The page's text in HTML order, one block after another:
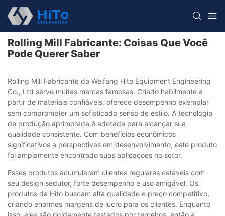
Rolling Mill Fabricante: Coisas Que Você
Pode Querer Saber
Rolling Mill Fabricante da Weifang Hito Equipment Engineering
Co., Ltd serve muitas marcas famosas. Criado habilmente a
partir de materiais confiáveis, oferece desempenho exemplar
sem comprometer um sofisticado senso de estilo. A tecnologia
de produção aprimorada é adotada para alcançar sua
qualidade consistente. Com benefícios econômicos
significativos e perspectivas em desenvolvimento, este produto
foi amplamente encontrado suas aplicações no setor.
Esses produtos acumularam clientes regulares estáveis ​​com
seu design sedutor, forte desempenho e uso amigável. Os
produtos da Hito buscam alta qualidade e preço competitivo,
criando enormes margens de lucro para os clientes. Enquanto